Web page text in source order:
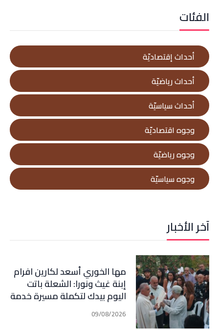
الفئات
أحداث إقتصاديّة
أحداث رياضيّة
أحداث سياسيّة
وجوه اقتصاديّة
وجوه رياضيّة
وجوه سياسيّة
آخر الأخبار
مها الخوري أسعد لكارين افرام
إبنة غيث ونورا: الشعلة باتت
اليوم بيدك لتكملة مسيرة خدمة
الوطن وأهلنا في قرطبا وبلاد
جبيل
09/08/2026